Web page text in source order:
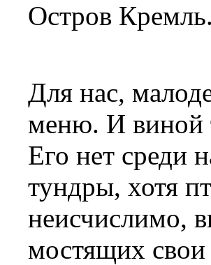
Остров
Для нас,
меню. И виной
Его нет среди
тундры, хотя
неисчислимо,
мостящих свои